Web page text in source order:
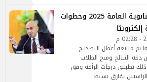
موعد إعلان أوائل الثانوية العامة 2025 وخطوات
متابعة أعمال التصحيح
دقة النتائج ومنح الطلاب
تطبيق درجات الرأفة وفق
بفارق بسيط